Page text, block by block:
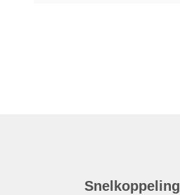
Snelkoppeling